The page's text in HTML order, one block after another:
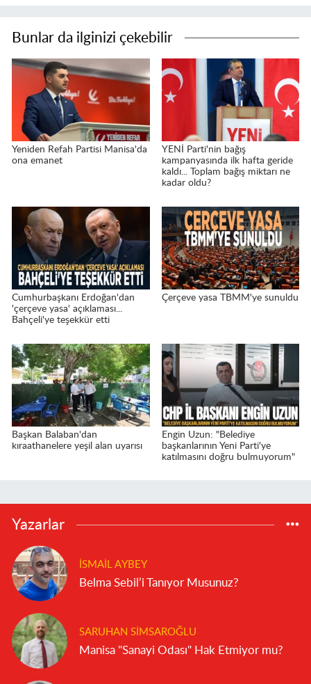
Bunlar da ilginizi çekebilir
Yeniden Refah Partisi Manisa'da
ona emanet
YENİ Parti'nin bağış
kampanyasında ilk hafta geride
kaldı... Toplam bağış miktarı ne
kadar oldu?
Cumhurbaşkanı Erdoğan'dan
'çerçeve yasa' açıklaması...
Bahçeli'ye teşekkür etti
Çerçeve yasa TBMM'ye sunuldu
Başkan Balaban'dan
kıraathanelere yeşil alan uyarısı
Engin Uzun: "Belediye
başkanlarının Yeni Parti'ye
katılmasını doğru bulmuyorum"
Yazarlar
İSMAIL AYBEY
Belma Sebil’i Tanıyor Musunuz?
SARUHAN SIMSAROĞLU
Manisa "Sanayi Odası" Hak Etmiyor mu?